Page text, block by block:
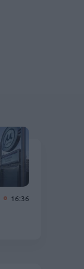
16:36